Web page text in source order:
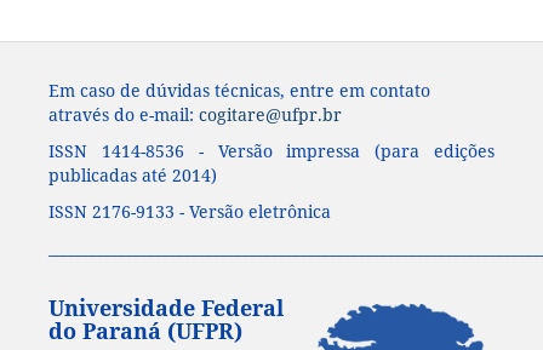
Em caso de dúvidas técnicas, entre em contato
através do e-mail: cogitare@ufpr.br
ISSN 1414-8536 - Versão impressa (para edições
publicadas até 2014)
ISSN 2176-9133 - Versão eletrônica
Universidade Federal
do Paraná (UFPR)